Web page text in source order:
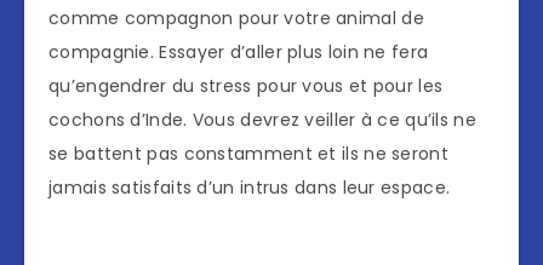
comme compagnon pour votre animal de
compagnie. Essayer d’aller plus loin ne fera
qu’engendrer du stress pour vous et pour les
cochons d’Inde. Vous devrez veiller à ce qu’ils ne
se battent pas constamment et ils ne seront
jamais satisfaits d’un intrus dans leur espace.